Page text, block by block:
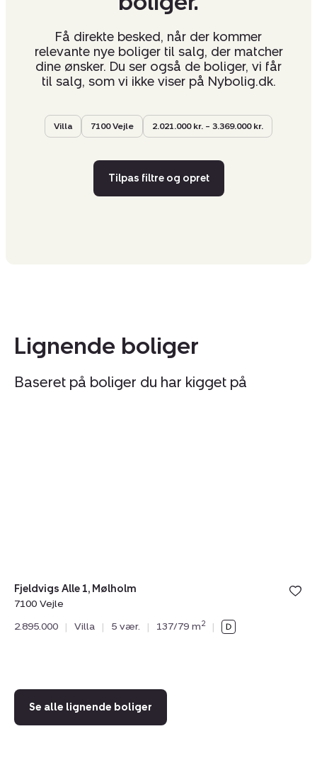
Få direkte besked, når der kommer
relevante nye boliger til salg, der matcher
dine ønsker. Du ser også de boliger, vi får
til salg, som vi ikke viser på Nybolig.dk.
Villa 7100 Vejle 2.021.000 kr. – 3.369.000 kr.
Tilpas filtre og opret
Lignende boliger
Baseret på boliger du har kigget på
Fjeldvigs Alle 1, Mølholm
7100 Vejle
2.895.000
| Villa | 5 vær. | 137/79 m2 |
Se alle lignende boliger